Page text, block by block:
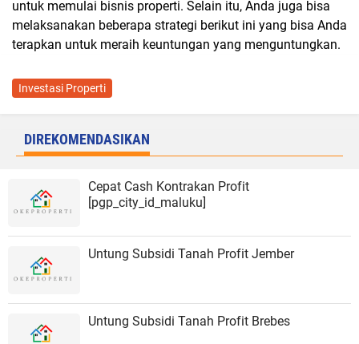
untuk memulai bisnis properti. Selain itu, Anda juga bisa
melaksanakan beberapa strategi berikut ini yang bisa Anda
terapkan untuk meraih keuntungan yang menguntungkan.
Investasi Properti
DIREKOMENDASIKAN
Cepat Cash Kontrakan Profit
[pgp_city_id_maluku]
Untung Subsidi Tanah Profit Jember
Untung Subsidi Tanah Profit Brebes